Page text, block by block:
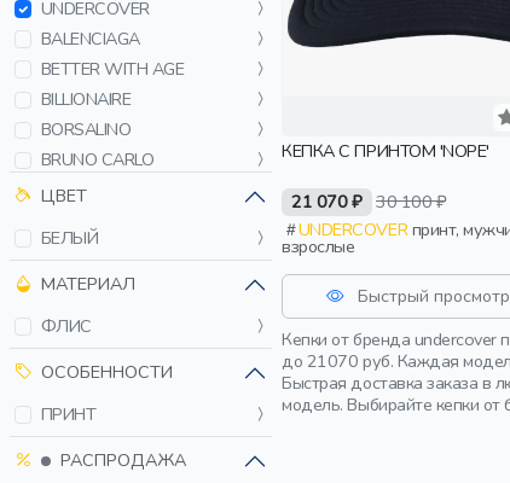
UNDERCOVER
BALENCIAGA
BETTER WITH AGE
BILLIONAIRE
BORSALINO
BRUNO CARLO
C.P. COMPANY
FABLE
HELIOT EMIL
KANZLER
NAHMIAS
PHILIPP PLEIN
ЦВЕТ
БЕЛЫЙ
МАТЕРИАЛ
ФЛИС
ОСОБЕННОСТИ
ПРИНТ
РАСПРОДАЖА
КЕПКА С ПРИНТОМ 'NOPE'
21 070 ₽ 30 100 ₽
UNDERCOVERпринт, мужчины,
взрослые
Быстрый просмотр
Кепки от бренда undercover
до 21070 руб. Каждая
Быстрая доставка заказа в
модель. Выбирайте кепки от